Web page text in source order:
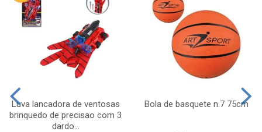
Luva lancadora de ventosas
brinquedo de precisao com 3
dardo...
Bola de basquete n.7 75cm